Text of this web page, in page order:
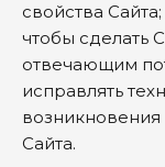
свойства
чтобы сделать
отвечающим
исправлять
возникновения
Сайта.